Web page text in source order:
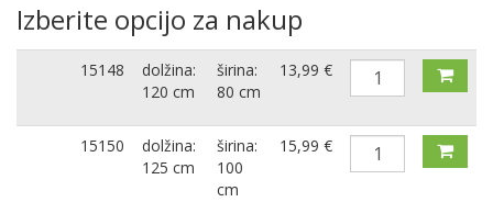
Izberite opcijo za nakup
15148
dolžina:
120 cm
širina:
80 cm
13,99 €
15150
dolžina:
125 cm
širina:
100
cm
15,99 €